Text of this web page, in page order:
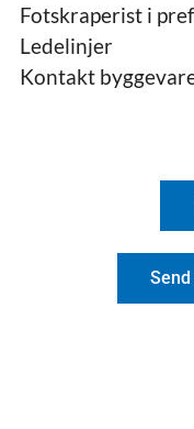
Fotskraperist i
Ledelinjer
Kontakt